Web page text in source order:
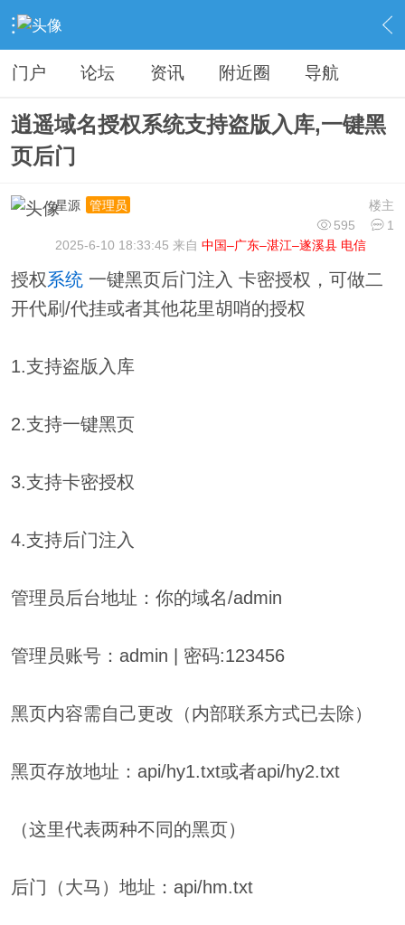
› 分类信息 › 源码模板 › 内容
门户 论坛 资讯 附近圈 导航
逍遥域名授权系统支持盗版入库,一键黑
页后门
楼主
星源
管理员
595
1
2025-6-10 18:33:45 来自 中国–广东–湛江–遂溪县 电信
授权系统一键黑页后门注入 卡密授权，可做二
开代刷/代挂或者其他花里胡哨的授权
1.支持盗版入库
2.支持一键黑页
3.支持卡密授权
4.支持后门注入
管理员后台地址：你的域名/admin
管理员账号：admin | 密码:123456
黑页内容需自己更改（内部联系方式已去除）
黑页存放地址：api/hy1.txt或者api/hy2.txt
（这里代表两种不同的黑页）
后门（大马）地址：api/hm.txt